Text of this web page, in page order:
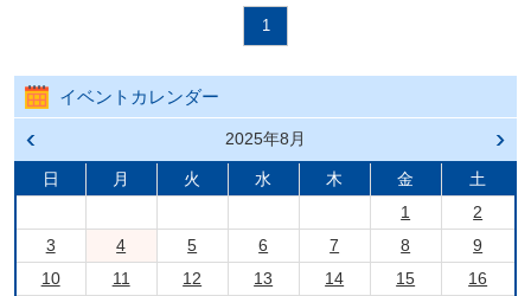
1
イベントカレンダー
前の
戻る
2025年8月
次の
進む
日 月 火 水 木 金
土
1
2
3
4 5 6 7 8
9
10
11 12 13 14 15
16